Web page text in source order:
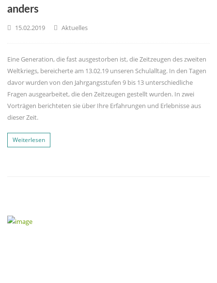
anders
15.02.2019 Aktuelles
Eine Generation, die fast ausgestorben ist, die Zeitzeugen des zweiten
Weltkriegs, bereicherte am 13.02.19 unseren Schulalltag. In den Tagen
davor wurden von den Jahrgangsstufen 9 bis 13 unterschiedliche
Fragen ausgearbeitet, die den Zeitzeugen gestellt wurden. In zwei
Vorträgen berichteten sie über Ihre Erfahrungen und Erlebnisse aus
dieser Zeit.
Weiterlesen